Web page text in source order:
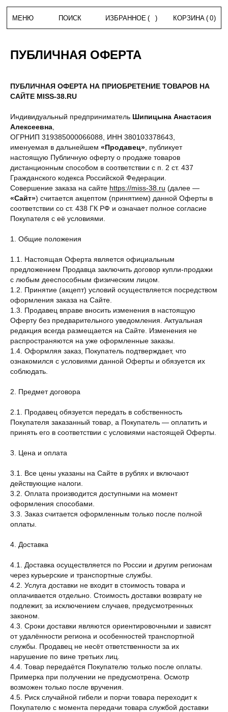
ПУБЛИЧНАЯ ОФЕРТА
ПУБЛИЧНАЯ ОФЕРТА НА ПРИОБРЕТЕНИЕ ТОВАРОВ НА
САЙТЕ MISS-38.RU
Индивидуальный предприниматель Шипицына Анастасия
Алексеевна
ОГРНИП 319385000066088, ИНН 380103378643,
именуемая в дальнейшем «Продавец» , публикует
настоящую Публичную оферту о продаже товаров
дистанционным способом в соответствии с п. 2 ст. 437
Гражданского кодекса Российской Федерации.
Совершение заказа на сайте https://miss-38.ru (далее —
«Сайт») считается акцептом (принятием) данной Оферты в
соответствии со ст. 438 ГК РФ и означает полное согласие
Покупателя с её условиями.
1. Общие положения
1.1. Настоящая Оферта является официальным
предложением Продавца заключить договор купли-продажи
с любым дееспособным физическим лицом.
1.2. Принятие (акцепт) условий осуществляется посредством
оформления заказа на Сайте.
1.3. Продавец вправе вносить изменения в настоящую
Оферту без предварительного уведомления. Актуальная
редакция всегда размещается на Сайте. Изменения не
распространяются на уже оформленные заказы.
1.4. Оформляя заказ, Покупатель подтверждает, что
ознакомился с условиями данной Оферты и обязуется их
соблюдать.
2. Предмет договора
2.1. Продавец обязуется передать в собственность
Покупателя заказанный товар, а Покупатель — оплатить и
принять его в соответствии с условиями настоящей Оферты.
3. Цена и оплата
3.1. Все цены указаны на Сайте в рублях и включают
действующие налоги.
3.2. Оплата производится доступными на момент
оформления способами.
3.3. Заказ считается оформленным только после полной
оплаты.
4. Доставка
4.1. Доставка осуществляется по России и другим регионам
через курьерские и транспортные службы.
4.2. Услуга доставки не входит в стоимость товара и
оплачивается отдельно. Стоимость доставки возврату не
подлежит, за исключением случаев, предусмотренных
законом.
4.3. Сроки доставки являются ориентировочными и зависят
от удалённости региона и особенностей транспортной
службы. Продавец не несёт ответственности за их
нарушение по вине третьих лиц.
4.4. Товар передаётся Покупателю только после оплаты.
Примерка при получении не предусмотрена. Осмотр
возможен только после вручения.
4.5. Риск случайной гибели и порчи товара переходит к
Покупателю с момента передачи товара службой доставки